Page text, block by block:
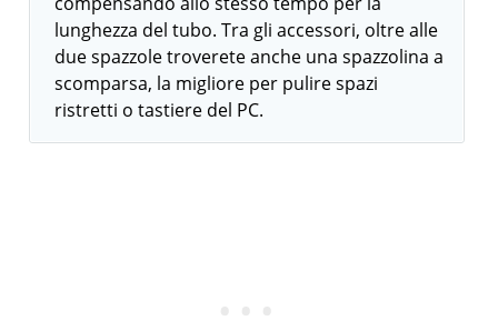
lunghezza del tubo. Tra gli accessori, oltre alle
due spazzole troverete anche una spazzolina a
scomparsa, la migliore per pulire spazi
ristretti o tastiere del PC.